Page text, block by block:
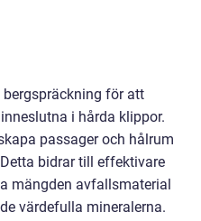
för att
i hårda klippor.
passager och hålrum
bidrar till effektivare
mängden avfallsmaterial
värdefulla mineralerna.